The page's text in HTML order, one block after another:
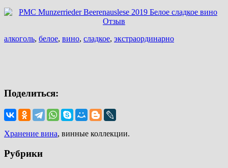
алкоголь, белое, вино, сладкое, экстраординарно
Поделиться:
Хранение вина, винные коллекции.
Рубрики